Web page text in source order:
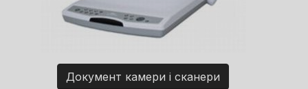
Документ камери і сканери